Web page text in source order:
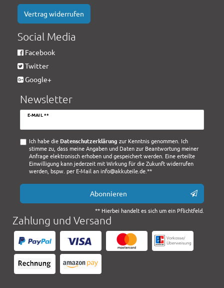
Vertrag widerrufen
Social Media
Facebook
Twitter
Google+
Newsletter
E-MAIL **
Newsletter
Ich habe die Daten­schutz­erklärung zur Kenntnis genommen. Ich
stimme zu, dass meine Angaben und Daten zur Beantwortung meiner
Anfrage elektronisch erhoben und gespeichert werden. Eine erteilte
Einwilligung kann jederzeit mit Wirkung für die Zukunft widerrufen
werden, bspw. per E-Mail an info@akkuteile.de.**
Abonnieren
** Hierbei handelt es sich um ein Pflichtfeld.
Zahlung und Versand